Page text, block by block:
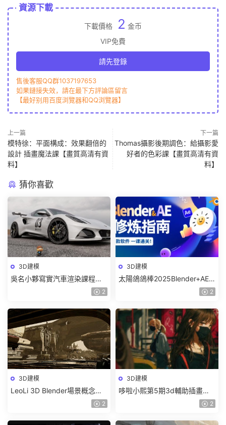
資源下載
下載價格 2 金币
VIP免費
請先登錄
售後客服QQ群1037197653
如果鏈接失效，請在最下方評論區留言
【最好别用百度浏覽器和QQ浏覽器】
上一篇
模特徐：平面構成：效果翻倍的
設計 插畫魔法課【畫質高清有資
料】
下一篇
Thomas攝影後期調色：給攝影愛
好者的色彩課【畫質高清有資
料】
猜你喜歡
3D建模
吳名小夥寫實汽車渲染課程
2025年結課C4D+OC【畫質高
2
3D建模
太陽鴿鴿棒2025Blender+AE
超級修煉指南【畫質高清有部2
3D建模
LeoLi 3D Blender場景概念設
計班第6期2023年【畫質高清2
3D建模
哆啦小熙第5期3d輔助插畫班
2023年【畫質不錯有大部分素
2